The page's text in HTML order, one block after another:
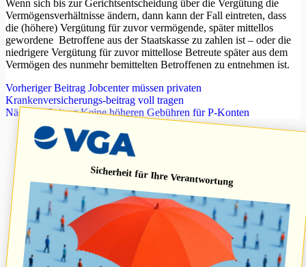
Wenn sich bis zur Gerichtsentscheidung über die Vergütung die
Vermögensverhältnisse ändern, dann kann der Fall eintreten, dass
die (höhere) Vergütung für zuvor vermögende, später mittellos
gewordene Betroffene aus der Staatskasse zu zahlen ist – oder die
niedrigere Vergütung für zuvor mittellose Betreute später aus dem
Vermögen des nunmehr bemittelten Betroffenen zu entnehmen ist.
VorherigerBeitrag Jobcenter müssen privaten
Krankenversicherungs-beitrag voll tragen
NächsterBeitrag Keine höheren Gebühren für P-Konten
Sicherheit für Ihre Verantwortung